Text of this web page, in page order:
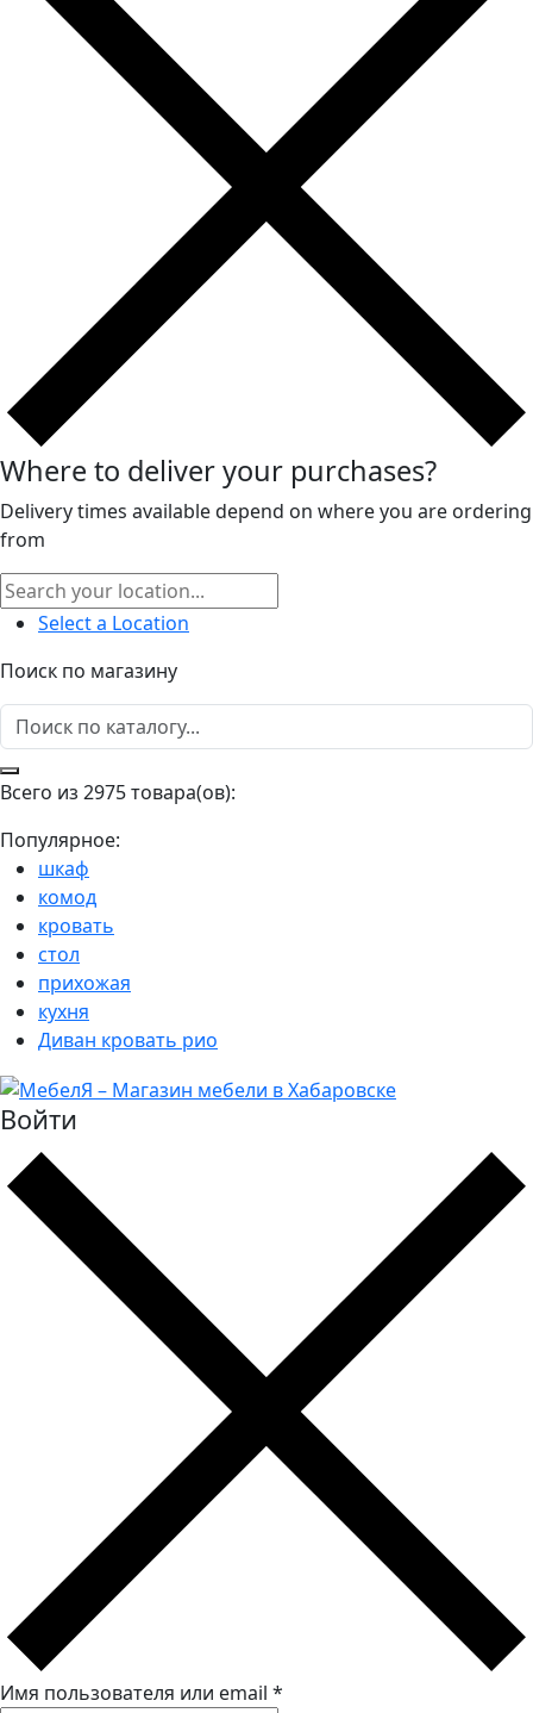
Where to deliver your purchases?
Delivery times available depend on where you are ordering
from
Select a Location
Поиск по магазину
Всего из 2975 товара(ов):
Популярное:
шкаф
комод
кровать
стол
прихожая
кухня
Диван кровать рио
Войти
Имя пользователя или email *